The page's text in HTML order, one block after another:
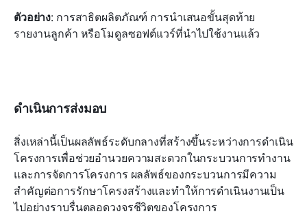
ตัวอย่าง: การสาธิตผลิตภัณฑ์ การนำเสนอขั้นสุดท้าย
รายงานลูกค้า หรือโมดูลซอฟต์แวร์ที่นำไปใช้งานแล้ว
ดำเนินการส่งมอบ
สิ่งเหล่านี้เป็นผลลัพธ์ระดับกลางที่สร้างขึ้นระหว่างการดำเนิน
โครงการเพื่อช่วยอำนวยความสะดวกในกระบวนการทำงาน
และการจัดการโครงการ ผลลัพธ์ของกระบวนการมีความ
สำคัญต่อการรักษาโครงสร้างและทำให้การดำเนินงานเป็น
ไปอย่างราบรื่นตลอดวงจรชีวิตของโครงการ